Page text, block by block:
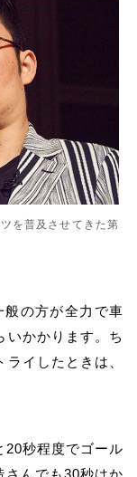
を普及させてきた第
の方が全力で車
いかかります。ち
イしたときは、
20秒程度でゴール
さんでも30秒はか